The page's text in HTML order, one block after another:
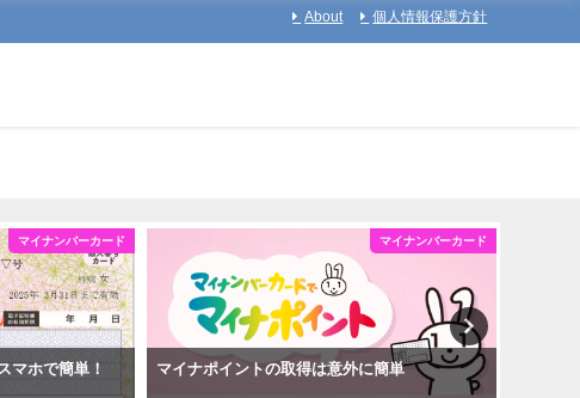
About 個人情報保護方針
マイナンバーカード
マホで簡単！
マイナンバーカード
マイナポイントの取得は意外に簡単